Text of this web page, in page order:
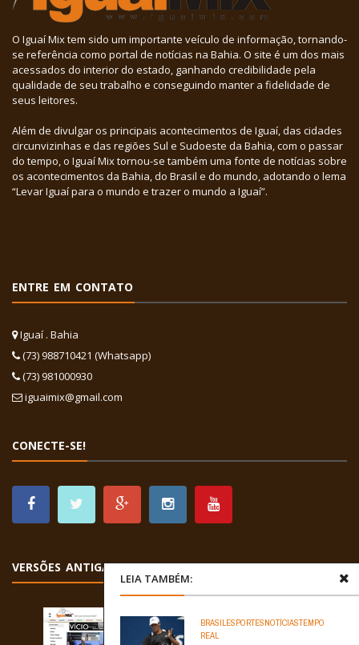
LEIA TAMBÉM:
BRASILESPORTESNOTÍCIASTEMPO
REAL
O Iguaí Mix tem sido um importante veículo de informação, tornando-
se referência como portal de notícias na Bahia. O site é um dos mais
acessados do interior do estado, ganhando credibilidade pela
qualidade de seu trabalho e conseguindo manter a fidelidade de
seus leitores.
Além de divulgar os principais acontecimentos de Iguaí, das cidades
circunvizinhas e das regiões Sul e Sudoeste da Bahia, com o passar
do tempo, o Iguaí Mix tornou-se também uma fonte de notícias sobre
os acontecimentos da Bahia, do Brasil e do mundo, adotando o lema
“Levar Iguaí para o mundo e trazer o mundo a Iguaí”.
ENTRE EM CONTATO
Iguaí . Bahia
(73) 988710421 (Whatsapp)
(73) 981000930
iguaimix@gmail.com
CONECTE-SE!
VERSÕES ANTIGAS